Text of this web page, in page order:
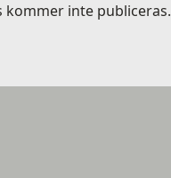
kommer inte publiceras.